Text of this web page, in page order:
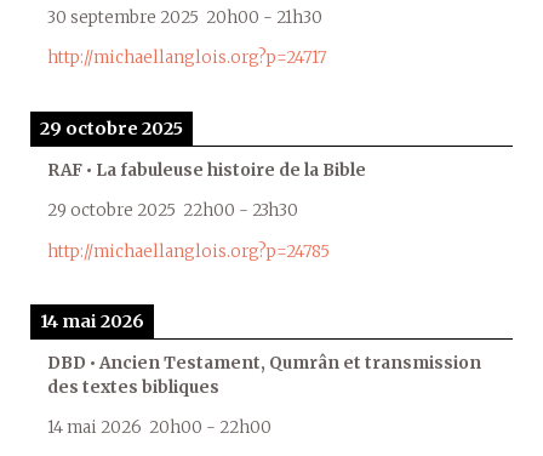
30 septembre 2025 20h00 - 21h30
http://michaellanglois.org?p=24717
29 octobre 2025
RAF • La fabuleuse histoire de la Bible
29 octobre 2025 22h00 - 23h30
http://michaellanglois.org?p=24785
14 mai 2026
DBD • Ancien Testament, Qumrân et transmission
des textes bibliques
14 mai 2026 20h00 - 22h00